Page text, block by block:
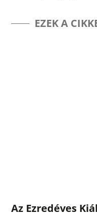
EZEK A
Az Ezredéves